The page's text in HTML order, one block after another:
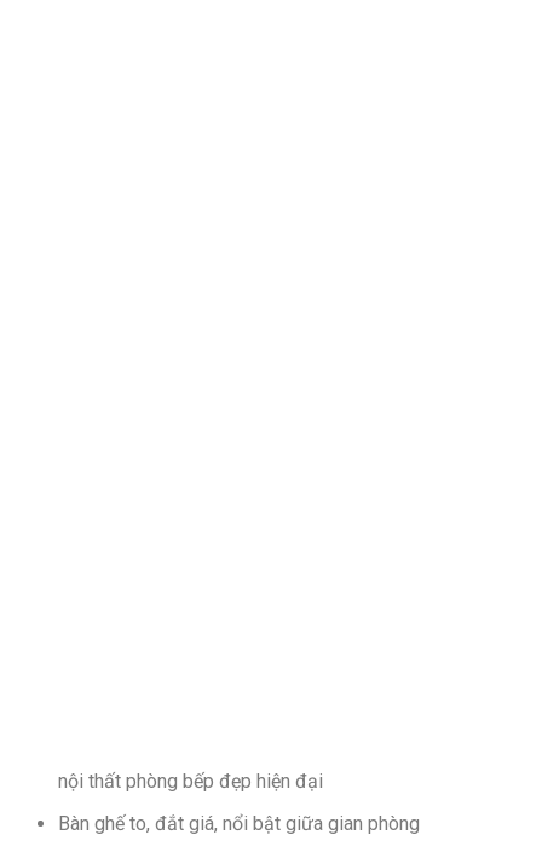
nội thất phòng bếp đẹp hiện đại
Bàn ghế to, đắt giá, nổi bật giữa gian phòng